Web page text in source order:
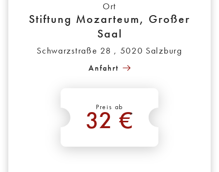
Ort
Stiftung Mozarteum, Großer
Saal
Schwarzstraße 28 , 5020 Salzburg
Anfahrt
Preis ab
32 €
*